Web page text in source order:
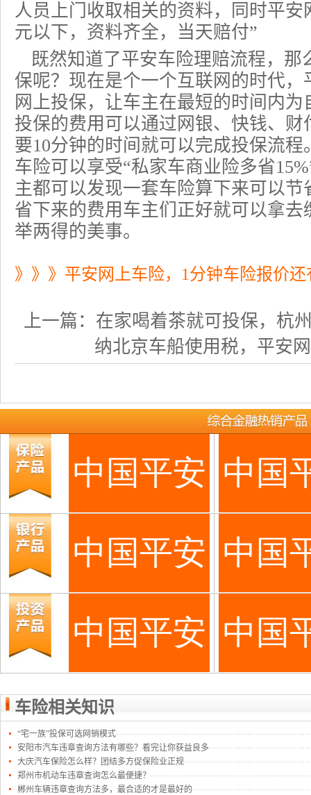
人员上门收取相关的资料，同时平安
元以下，资料齐全，当天赔付”
既然知道了平安车险理赔流程，那
保呢？现在是个一个互联网的时代，
网上投保，让车主在最短的时间内
投保的费用可以通过网银、快钱、
要10分钟的时间就可以完成投保流
车险可以享受“私家车商业险多省
主都可以发现一套车险算下来可以
省下来的费用车主们正好就可以拿
举两得的美事。
》》》平安网上车险，1分钟车险报价
上一篇： 在家喝着茶就可投保，杭
纳北京车船使用税，平安
车险相关知识
“宅一族”投保可选网销模式
安阳市汽车违章查询方法有哪些？看完让你获益良多
大庆汽车保险怎么样？团结多方促保险业正规
郑州市机动车违章查询怎么最便捷？
郴州车辆违章查询方法多，最合适的才是最好的